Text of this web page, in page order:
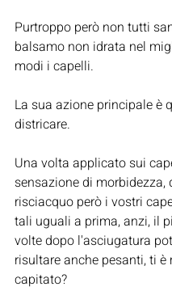
Purtroppo però non tutti
balsamo non idrata nel
modi i capelli.
La sua azione principale è
districare.
Una volta applicato sui
sensazione di morbidezza,
risciacquo però i vostri
tali uguali a prima, anzi, il
volte dopo l'asciugatura
risultare anche pesanti, ti è
capitato?